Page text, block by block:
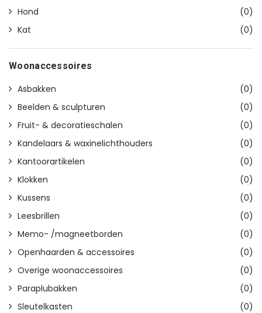
Hond
(0)
Kat
(0)
Woonaccessoires
Asbakken
(0)
Beelden & sculpturen
(0)
Fruit- & decoratieschalen
(0)
Kandelaars & waxinelichthouders
(0)
Kantoorartikelen
(0)
Klokken
(0)
Kussens
(0)
Leesbrillen
(0)
Memo- /magneetborden
(0)
Openhaarden & accessoires
(0)
Overige woonaccessoires
(0)
Paraplubakken
(0)
Sleutelkasten
(0)